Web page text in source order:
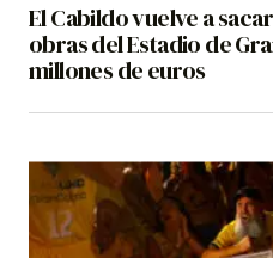
El Cabildo vuelve a
obras del Estadio de
millones de euros